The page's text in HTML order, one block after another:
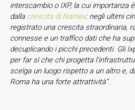
interscambio o IXP, la cui importanza è
dalla crescita di Namex: negli ultimi
registrato una crescita straordinaria,
connesse e un traffico dati che ha
decuplicando i picchi precedenti. Gli
per far sì che chi progetta
scelga un luogo rispetto a un altro e,
Roma ha una forte attrattività”.